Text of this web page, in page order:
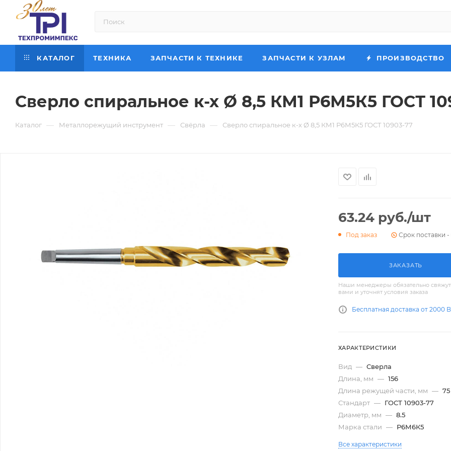
КАТАЛОГ ТЕХНИКА ЗАПЧАСТИ К ТЕХНИКЕ ЗАПЧАСТИ К УЗЛАМ ПРОИЗВОДСТВО
Сверло спиральное к-х Ø 8,5 КМ1 Р6М5К5 ГОСТ
Каталог — Металлорежущий инструмент — Свёрла — Сверло спиральное к-х Ø 8,5 КМ1 Р6М5К5 ГОСТ 10903-77
63.24 руб./шт
Под заказ Срок поставки -
ЗАКАЗАТЬ
Наши менеджеры обязательно
вами и уточнят условия заказа
Бесплатная доставка от 2000
ХАРАКТЕРИСТИКИ
Вид — Сверла
Длина, мм — 156
Длина режущей части, мм — 75
Стандарт — ГОСТ 10903-77
Диаметр, мм — 8.5
Марка стали — Р6М6К5
Все характеристики